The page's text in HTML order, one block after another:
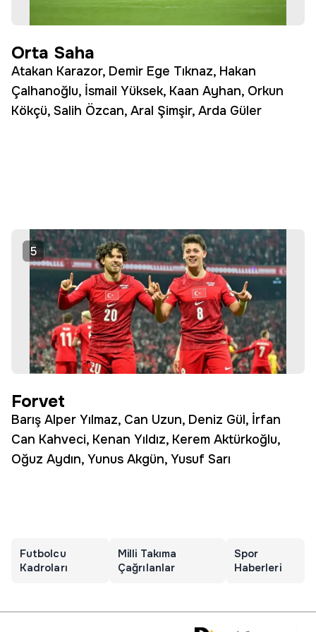
Orta Saha
Atakan Karazor, Demir Ege Tıknaz, Hakan
Çalhanoğlu, İsmail Yüksek, Kaan Ayhan, Orkun
Kökçü, Salih Özcan, Aral Şimşir, Arda Güler
5
Forvet
Barış Alper Yılmaz, Can Uzun, Deniz Gül, İrfan
Can Kahveci, Kenan Yıldız, Kerem Aktürkoğlu,
Oğuz Aydın, Yunus Akgün, Yusuf Sarı
Futbolcu
Kadroları
Milli Takıma
Çağrılanlar
Spor
Haberleri